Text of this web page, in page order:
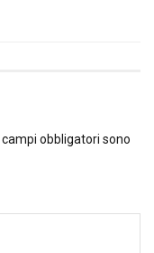
I campi obbligatori sono